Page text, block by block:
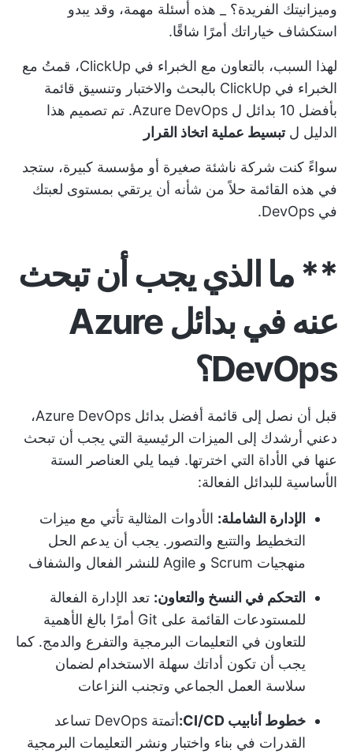
وميزانيتك الفريدة؟ _ هذه أسئلة مهمة، وقد يبدو
استكشاف خياراتك أمرًا شاقًا.
لهذا السبب، بالتعاون مع الخبراء في ClickUp، قمتُ مع
الخبراء في ClickUp بالبحث والاختبار وتنسيق قائمة
بأفضل 10 بدائل ل Azure DevOps. تم تصميم هذا
الدليل لتبسيط عملية اتخاذ القرار
سواءً كنت شركة ناشئة صغيرة أو مؤسسة كبيرة، ستجد
في هذه القائمة حلاً من شأنه أن يرتقي بمستوى لعبتك
في DevOps.
** ما الذي يجب أن تبحث
عنه في بدائل Azure
DevOps؟
قبل أن نصل إلى قائمة أفضل بدائل Azure DevOps،
دعني أرشدك إلى الميزات الرئيسية التي يجب أن تبحث
عنها في الأداة التي اخترتها. فيما يلي العناصر الستة
الأساسية للبدائل الفعالة:
الإدارة الشاملة: الأدوات المثالية تأتي مع ميزات
التخطيط والتتبع والتصور. يجب أن يدعم الحل
منهجيات Scrum و Agile للنشر الفعال والشفاف
التحكم في النسخ والتعاون: تعد الإدارة الفعالة
للمستودعات القائمة على Git أمرًا بالغ الأهمية
للتعاون في التعليمات البرمجية والتفرع والدمج. كما
يجب أن تكون أداتك سهلة الاستخدام لضمان
سلاسة العمل الجماعي وتجنب النزاعات
خطوط أنابيب CI/CD: أتمتة DevOps
تساعد
القدرات في بناء واختبار ونشر التعليمات البرمجية